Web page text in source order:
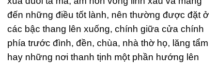
đến những điều tốt lành, nên thường được đặt ở
các bậc thang lên xuống, chính giữa cửa chính
phía trước đình, đền, chùa, nhà thờ họ, lăng tẩm
hay những nơi thanh tịnh một phần hướng lên